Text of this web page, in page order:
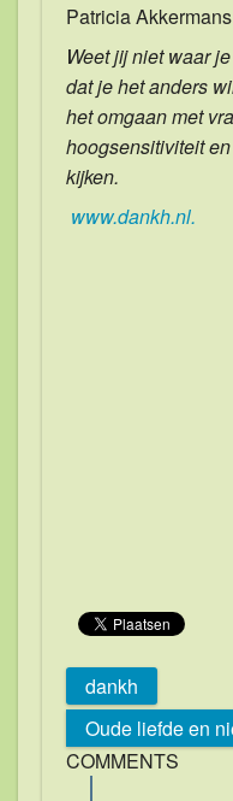
Patricia Akkermans
Weet jij niet waar
dat je het anders
het omgaan met
hoogsensitiviteit
kijken.
www.dankh.nl.
dankh
Oude liefde en
COMMENTS